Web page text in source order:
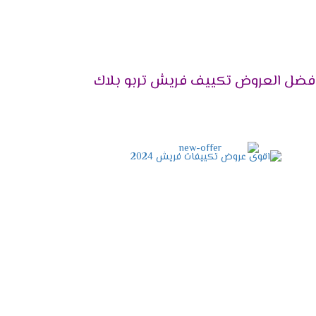
2024العروض تكييف فريش تربو بلاك